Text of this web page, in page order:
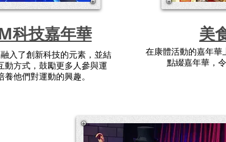
科技嘉年華
入了創新科技的元素，並結
動方式，鼓勵更多人參與運
養他們對運動的興趣。
美
在康體活動的嘉年華
點綴嘉年華，